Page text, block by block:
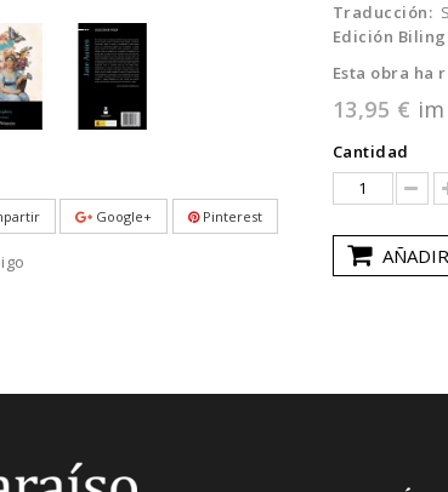
Google+ Pinterest
Traducción:
Edición
Esta obra ha
13,95 €
Cantidad